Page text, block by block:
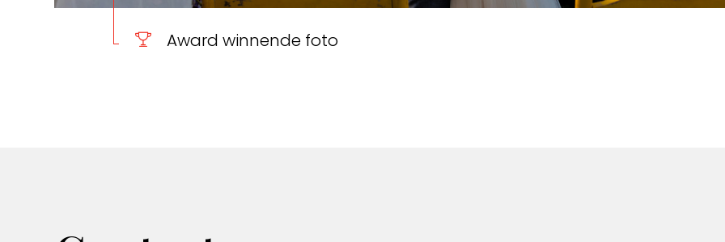
Award winnende foto